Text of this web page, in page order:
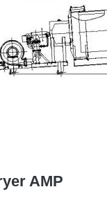
AMP